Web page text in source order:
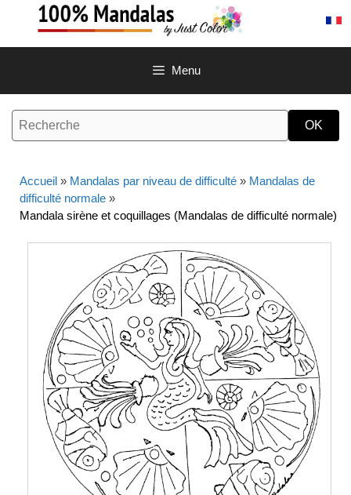
contenu
Menu
Accueil » Mandalas par niveau de difficulté » Mandalas de
difficulté normale »
Mandala sirène et coquillages (Mandalas de difficulté normale)